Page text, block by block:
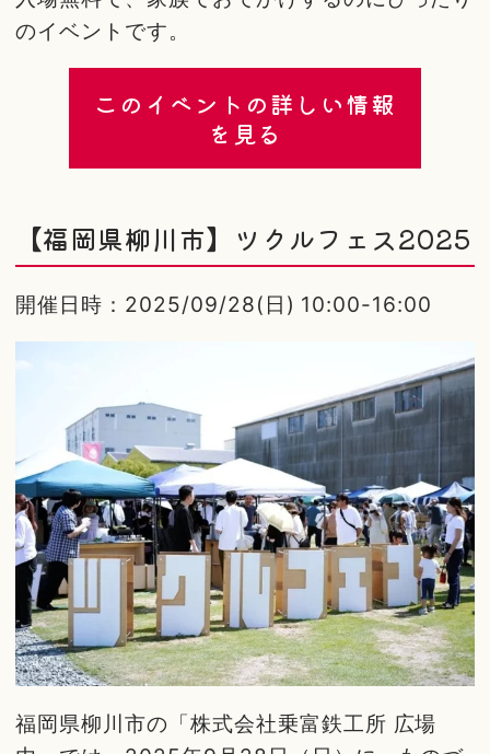
のイベントです。
このイベントの詳しい情報
を見る
【福岡県柳川市】ツクルフェス2025
開催日時：2025/09/28(日) 10:00-16:00
福岡県柳川市の「株式会社乗富鉄工所 広場